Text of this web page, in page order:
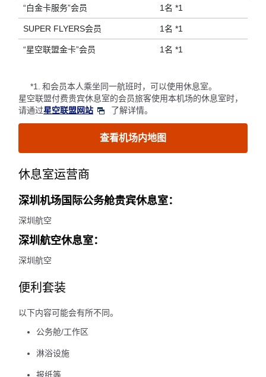
“白金卡服务”会员 1名 *1
SUPER FLYERS会员 1名 *1
“星空联盟金卡”会员 1名 *1
*1.
和会员本人乘坐同一航班时，可以使用休息室。
星空联盟付费贵宾休息室的会员旅客使用本机场的休息室时，
请通过星空联盟网站 了解详情。
查看机场内地图
休息室运营商
深圳机场国际公务舱贵宾休息室：
深圳航空
深圳航空休息室：
深圳航空
便利套装
以下内容可能会有所不同。
公务舱/工作区
淋浴设施
报纸等